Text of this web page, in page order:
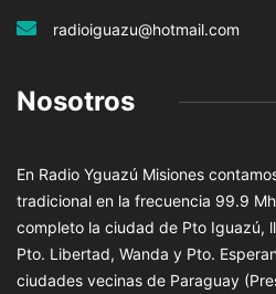
radioiguazu@hotmail.com
Nosotros
En Radio Yguazú Misiones
tradicional en la frecuencia 99.9
completo la ciudad de Pto Iguazú,
Pto. Libertad, Wanda y Pto.
ciudades vecinas de Paraguay